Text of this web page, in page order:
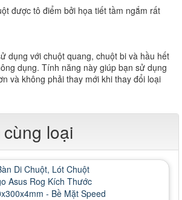
được tô điểm bởi họa tiết tầm ngắm rất
dụng với chuột quang, chuột bi và hầu hết
dụng. Tính năng này giúp bạn sử dụng
và không phải thay mới khi thay đổi loại
loại